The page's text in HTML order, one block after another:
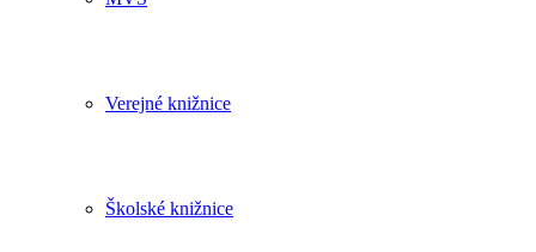
Verejné knižnice
Školské knižnice